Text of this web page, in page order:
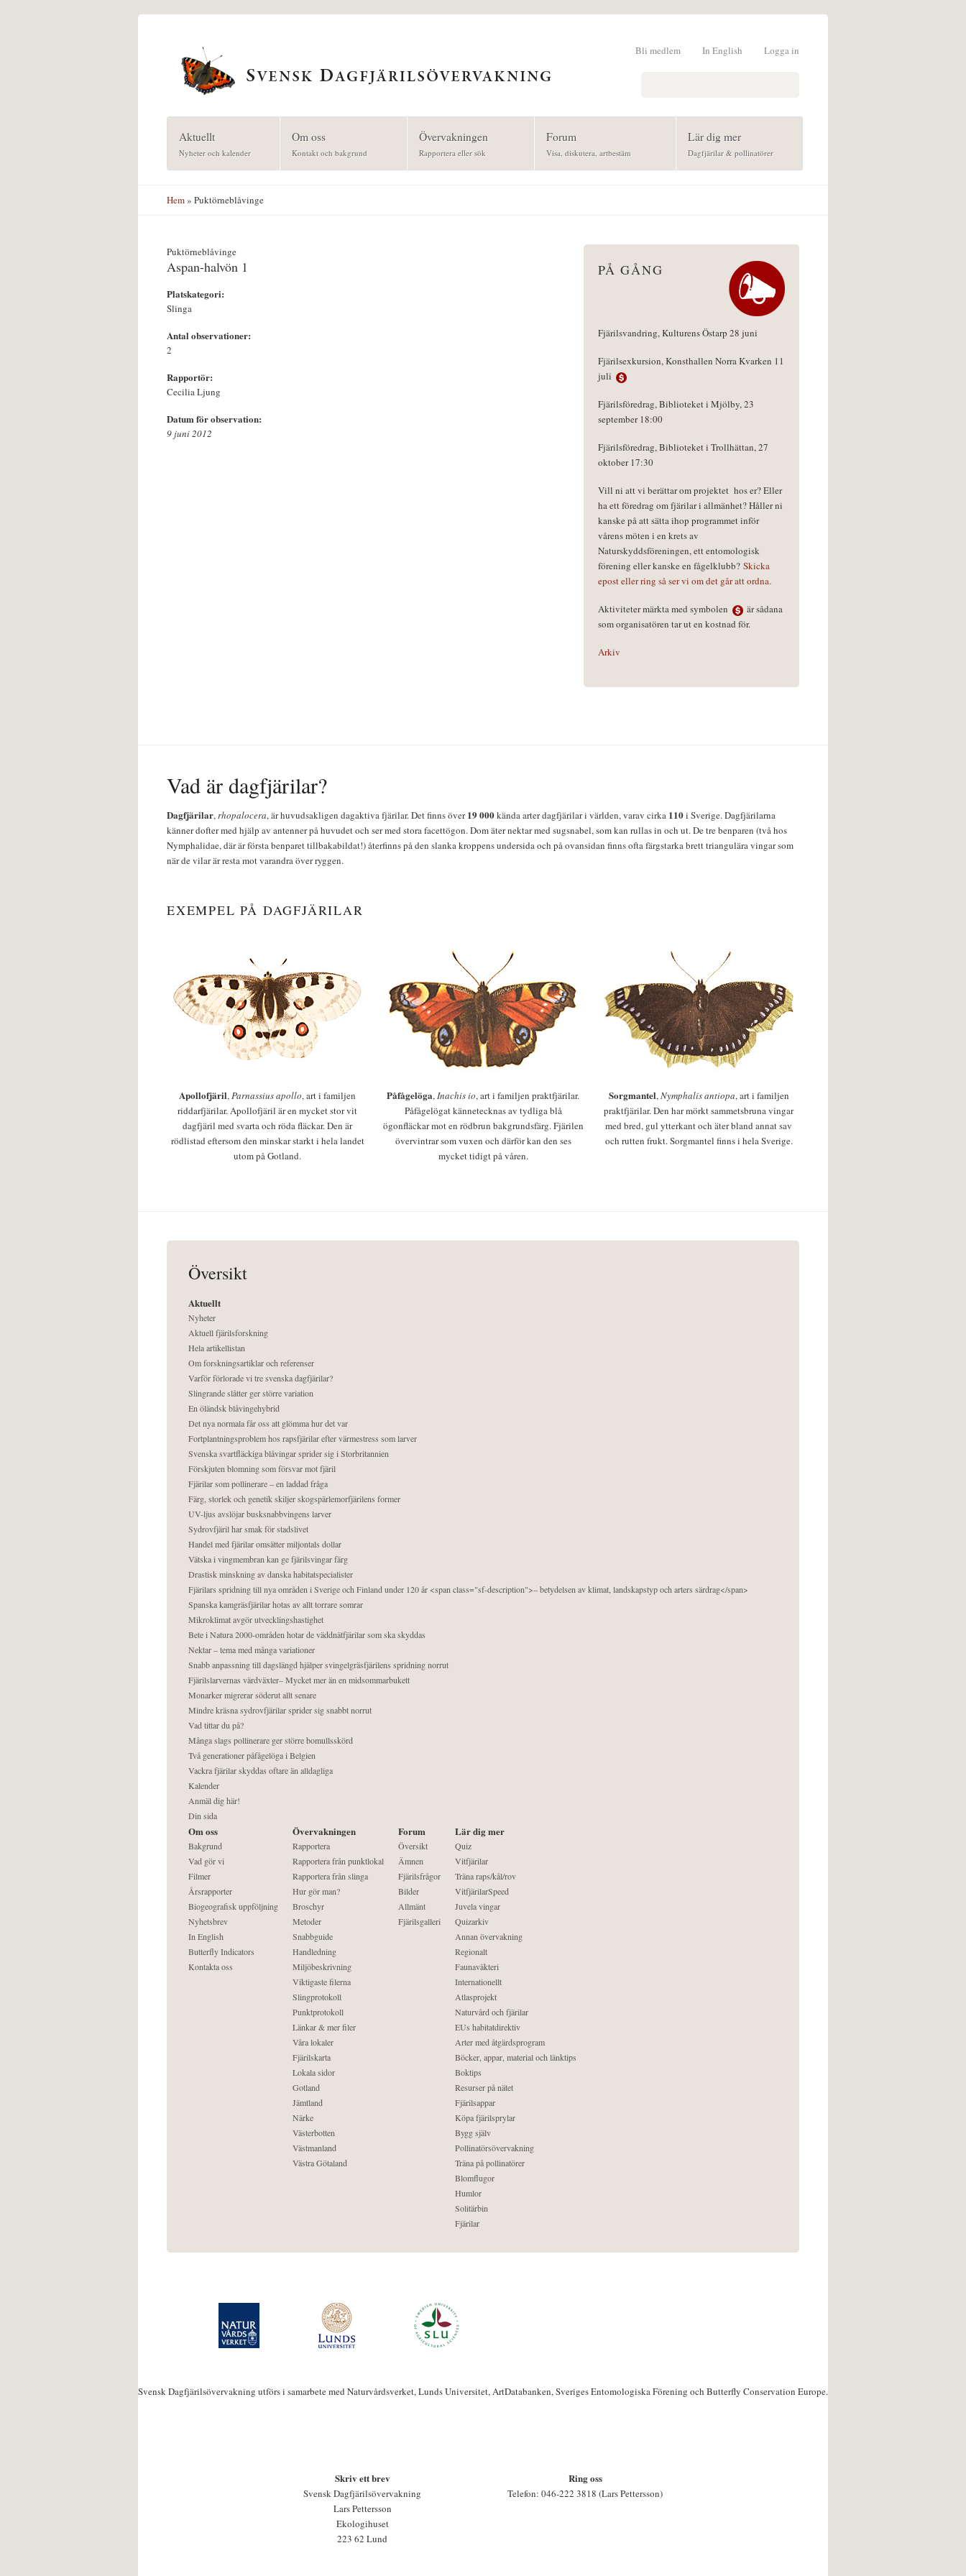
Logga in
In English
Bli medlem
Aktuellt
Nyheter och kalender
Om oss
Kontakt och bakgrund
Övervakningen
Rapportera eller sök
Forum
Visa, diskutera, artbestäm
Lär dig mer
Dagfjärilar & pollinatörer
Hem» Puktörneblåvinge
Puktörneblåvinge
Aspan-halvön 1
Platskategori:
Slinga
Antal observationer:
2
Rapportör:
Cecilia Ljung
Datum för observation:
9 juni 2012
PÅ GÅNG
Fjärilsvandring, Kulturens Östarp 28 juni
Fjärilsexkursion, Konsthallen Norra Kvarken 11
juli
Fjärilsföredrag, Biblioteket i Mjölby, 23
september 18:00
Fjärilsföredrag, Biblioteket i Trollhättan, 27
oktober 17:30
Vill ni att vi berättar om projektet hos er? Eller
ha ett föredrag om fjärilar i allmänhet? Håller ni
kanske på att sätta ihop programmet inför
vårens möten i en krets av
Naturskyddsföreningen, ett entomologisk
förening eller kanske en fågelklubb? Skicka
epost eller ring så ser vi om det går att ordna.
Aktiviteter märkta med symbolen
är sådana
som organisatören tar ut en kostnad för.
Arkiv
Vad är dagfjärilar?
Dagfjärilar,rhopalocera, är huvudsakligen dagaktiva fjärilar. Det finns över19 000kända arter dagfjärilar i världen, varav cirka 110i Sverige. Dagfjärilarna
känner dofter med hjälp av antenner på huvudet och ser med stora facettögon. Dom äter nektar med sugsnabel, som kan rullas in och ut. De tre benparen (två hos
Nymphalidae, där är första benparet tillbakabildat!) återfinns på den slanka kroppens undersida och på ovansidan finns ofta färgstarka brett triangulära vingar som
när de vilar är resta mot varandra över ryggen.
EXEMPEL PÅ DAGFJÄRILAR
Apollofjäril,Parnassius apollo, art i familjen
riddarfjärilar. Apollofjäril är en mycket stor vit
dagfjäril med svarta och röda fläckar. Den är
rödlistad eftersom den minskar starkt i hela landet
utom på Gotland.
Påfågelöga,Inachis io, art i familjen praktfjärilar.
Påfågelögat kännetecknas av tydliga blå
ögonfläckar mot en rödbrun bakgrundsfärg. Fjärilen
övervintrar som vuxen och därför kan den ses
mycket tidigt på våren.
Sorgmantel,Nymphalis antiopa, art i familjen
praktfjärilar. Den har mörkt sammetsbruna vingar
med bred, gul ytterkant och äter bland annat sav
och rutten frukt. Sorgmantel finns i hela Sverige.
Översikt
Aktuellt
Nyheter
Aktuell fjärilsforskning
Hela artikellistan
Om forskningsartiklar och referenser
Varför förlorade vi tre svenska dagfjärilar?
Slingrande slåtter ger större variation
En öländsk blåvingehybrid
Det nya normala får oss att glömma hur det var
Fortplantningsproblem hos rapsfjärilar efter värmestress som larver
Svenska svartfläckiga blåvingar sprider sig i Storbritannien
Förskjuten blomning som försvar mot fjäril
Fjärilar som pollinerare – en laddad fråga
Färg, storlek och genetik skiljer skogspärlemorfjärilens former
UV-ljus avslöjar busksnabbvingens larver
Sydrovfjäril har smak för stadslivet
Handel med fjärilar omsätter miljontals dollar
Vätska i vingmembran kan ge fjärilsvingar färg
Drastisk minskning av danska habitatspecialister
Fjärilars spridning till nya områden i Sverige och Finland under 120 år <span class="sf-description">– betydelsen av klimat, landskapstyp och arters särdrag</span>
Spanska kamgräsfjärilar hotas av allt torrare somrar
Mikroklimat avgör utvecklingshastighet
Bete i Natura 2000-områden hotar de väddnätfjärilar som ska skyddas
Nektar – tema med många variationer
Snabb anpassning till dagslängd hjälper svingelgräsfjärilens spridning norrut
Fjärilslarvernas värdväxter– Mycket mer än en midsommarbukett
Monarker migrerar söderut allt senare
Mindre kräsna sydrovfjärilar sprider sig snabbt norrut
Vad tittar du på?
Många slags pollinerare ger större bomullsskörd
Två generationer påfågelöga i Belgien
Vackra fjärilar skyddas oftare än alldagliga
Kalender
Anmäl dig här!
Din sida
Om oss
Bakgrund
Vad gör vi
Filmer
Årsrapporter
Biogeografisk uppföljning
Nyhetsbrev
In English
Butterfly Indicators
Kontakta oss
Övervakningen
Rapportera
Rapportera från punktlokal
Rapportera från slinga
Hur gör man?
Broschyr
Metoder
Snabbguide
Handledning
Miljöbeskrivning
Viktigaste filerna
Slingprotokoll
Punktprotokoll
Länkar & mer filer
Våra lokaler
Fjärilskarta
Lokala sidor
Gotland
Jämtland
Närke
Västerbotten
Västmanland
Västra Götaland
Forum
Översikt
Ämnen
Fjärilsfrågor
Bilder
Allmänt
Fjärilsgalleri
Lär dig mer
Quiz
Vitfjärilar
Träna raps/kål/rov
VitfjärilarSpeed
Juvela vingar
Quizarkiv
Annan övervakning
Regionalt
Faunaväkteri
Internationellt
Atlasprojekt
Naturvård och fjärilar
EUs habitatdirektiv
Arter med åtgärdsprogram
Böcker, appar, material och länktips
Boktips
Resurser på nätet
Fjärilsappar
Köpa fjärilsprylar
Bygg själv
Pollinatörsövervakning
Träna på pollinatörer
Blomflugor
Humlor
Solitärbin
Fjärilar
Svensk Dagfjärilsövervakning utförs i samarbete med Naturvårdsverket, Lunds Universitet, ArtDatabanken, Sveriges Entomologiska Förening och Butterfly Conservation Europe.
Skriv ett brev
Svensk Dagfjärilsövervakning
Lars Pettersson
Ekologihuset
223 62 Lund
Ring oss
Telefon: 046-222 3818 (Lars Pettersson)